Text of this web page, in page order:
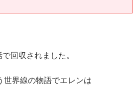
回収されました。
世界線の物語でエレンは